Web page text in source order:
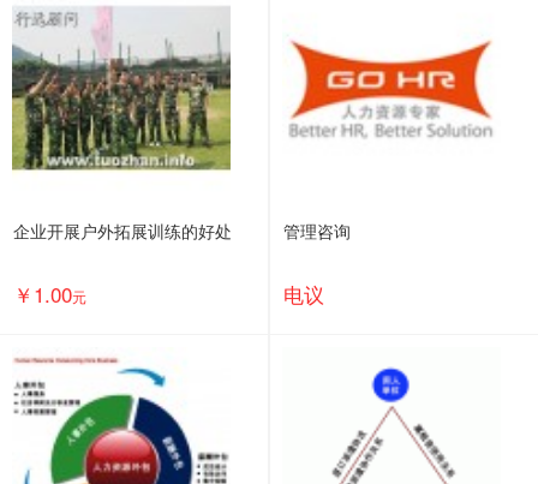
企业开展户外拓展训练的好处
￥1.00元
管理咨询
电议